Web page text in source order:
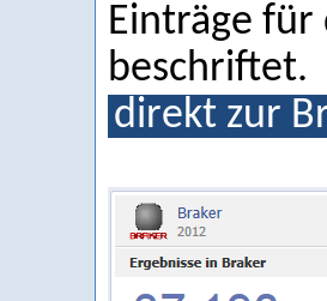
Einträge für
beschriftet.
direkt zur